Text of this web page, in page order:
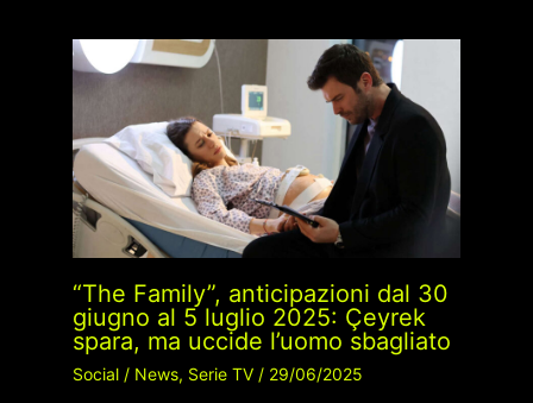
“The Family”, anticipazioni dal 30
giugno al 5 luglio 2025: Çeyrek
spara, ma uccide l’uomo sbagliato
Social/ News, Serie TV/ 29/06/2025